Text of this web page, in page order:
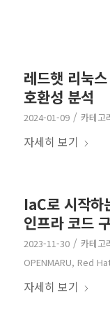
레드햇 리눅
호환성 분석
2024-01-09 / 카테고
자세히 보기
IaC로 시작하
인프라 코드
2023-11-30 / 카테고
OPENMARU, Red
자세히 보기